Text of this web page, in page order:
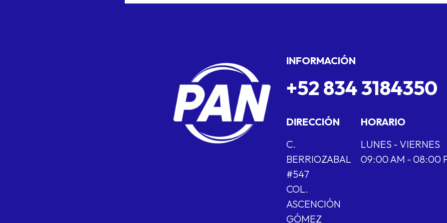
INFORMACIÓN
+52 834 3184350
DIRECCIÓN
C.
BERRIOZABAL
#547
COL.
ASCENCIÓN
GÓMEZ
HORARIO
LUNES - VIERNES
09:00 AM - 08:00